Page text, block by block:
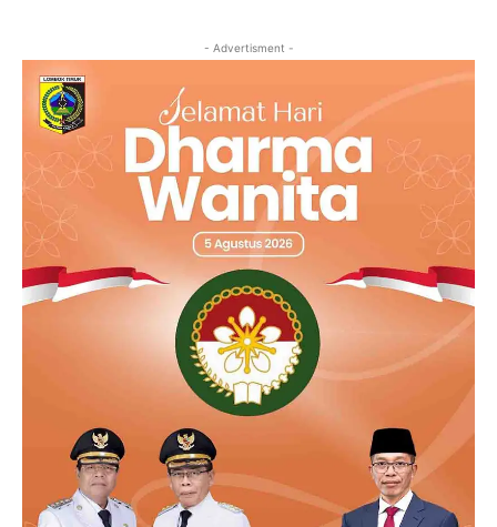
- Advertisment -